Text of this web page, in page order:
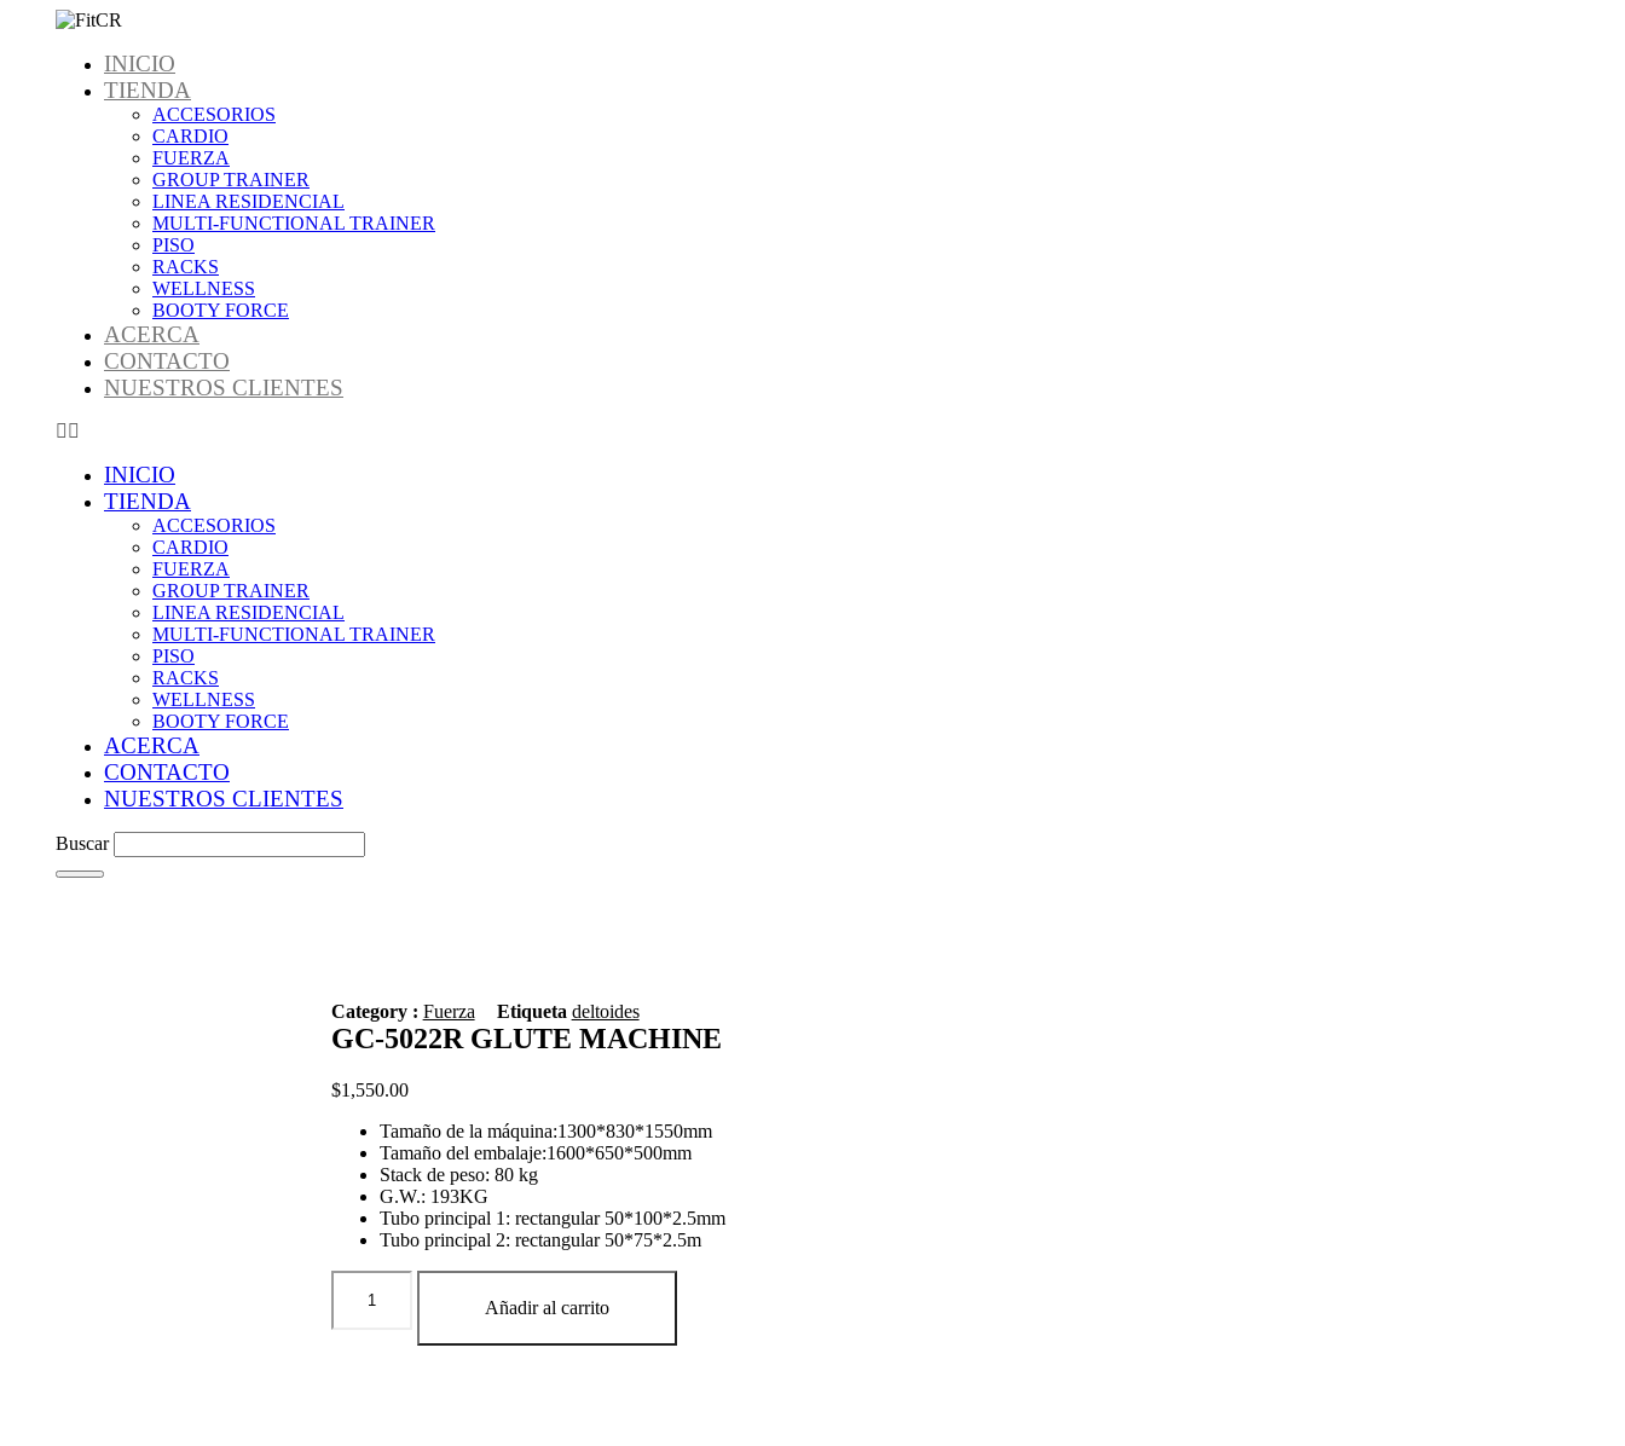
Omitir
INICIO
TIENDA
ACCESORIOS
CARDIO
FUERZA
GROUP TRAINER
LINEA RESIDENCIAL
MULTI-FUNCTIONAL TRAINER
PISO
RACKS
WELLNESS
BOOTY FORCE
ACERCA
CONTACTO
NUESTROS CLIENTES
INICIO
TIENDA
ACCESORIOS
CARDIO
FUERZA
GROUP TRAINER
LINEA RESIDENCIAL
MULTI-FUNCTIONAL TRAINER
PISO
RACKS
WELLNESS
BOOTY FORCE
ACERCA
CONTACTO
NUESTROS CLIENTES
Buscar
Category : Fuerza Etiqueta deltoides
GC-5022R GLUTE MACHINE
$1,550.00
Tamaño de la máquina:1300*830*1550mm
Tamaño del embalaje:1600*650*500mm
Stack de peso: 80 kg
G.W.: 193KG
Tubo principal 1: rectangular 50*100*2.5mm
Tubo principal 2: rectangular 50*75*2.5m
GC-
5022R
GLUTE
MACHINE
Añadir al carrito